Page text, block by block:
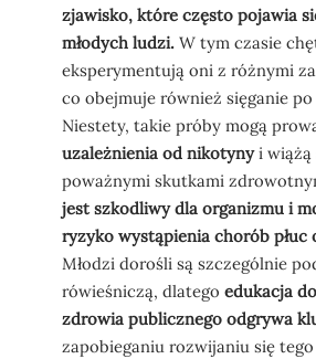
zjawisko, które często pojawia
młodych ludzi. W tym czasie
eksperymentują oni z różnymi
co obejmuje również sięganie
Niestety, takie próby mogą
uzależnienia od nikotynyi wiążą
poważnymi skutkami
jest szkodliwy dla organizmu i
ryzyko wystąpienia chorób płuc
Młodzi dorośli są szczególnie
rówieśniczą, dlatego edukacja
zdrowia publicznego odgrywa
zapobieganiu rozwijaniu się tego